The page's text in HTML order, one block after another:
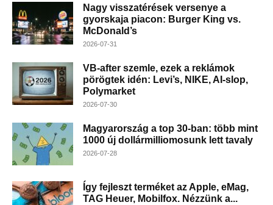
Nagy visszatérések versenye a
gyorskaja piacon: Burger King vs.
McDonald’s
2026-07-31
VB-after szemle, ezek a reklámok
pörögtek idén: Levi’s, NIKE, AI-slop,
Polymarket
2026-07-30
Magyarország a top 30-ban: több mint
1000 új dollármilliomosunk lett tavaly
2026-07-28
Így fejleszt terméket az Apple, eMag,
TAG Heuer, Mobilfox. Nézzünk a...